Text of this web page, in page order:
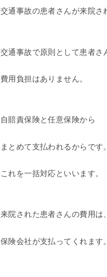
交通事故の患者さんが来院さ
交通事故で原則として患者さ
費用負担はありません。
自賠責保険と任意保険から
まとめて支払われるからです。
これを一括対応といいます。
来院された患者さんの費用は、
保険会社が支払ってくれます。